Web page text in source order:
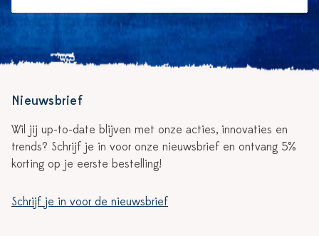
Nieuwsbrief
Wil jij up-to-date blijven met onze acties, innovaties en
trends? Schrijf je in voor onze nieuwsbrief en ontvang 5%
korting op je eerste bestelling!
Schrijf je in voor de nieuwsbrief